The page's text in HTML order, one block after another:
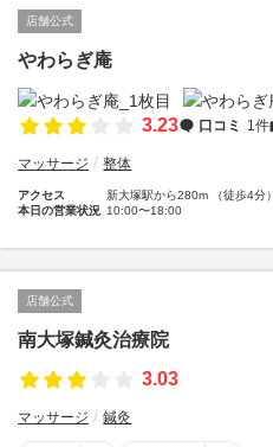
店舗公式
やわらぎ庵
3.23 口コミ 1件
マッサージ 整体
アクセス
新大塚駅から280m （徒歩4分）
本日の営業状況 10:00〜18:00
店舗公式
南大塚鍼灸治療院
3.03
マッサージ 鍼灸